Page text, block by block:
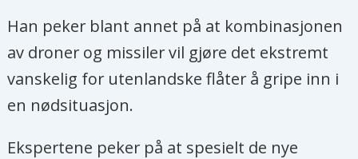
Han peker blant annet på at kombinasjonen
av droner og missiler vil gjøre det ekstremt
vanskelig for utenlandske flåter å gripe inn i
en nødsituasjon.
Ekspertene peker på at spesielt de nye